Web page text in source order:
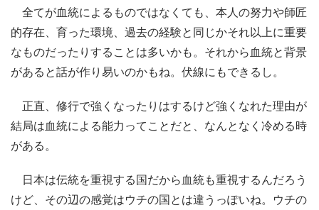
全てが血統によるものではなくても、本人の努力や師匠
的存在、育った環境、過去の経験と同じかそれ以上に重要
なものだったりすることは多いかも。それから血統と背景
があると話が作り易いのかもね。伏線にもできるし。
正直、修行で強くなったりはするけど強くなれた理由が
結局は血統による能力ってことだと、なんとなく冷める時
がある。
日本は伝統を重視する国だから血統も重視するんだろう
けど、その辺の感覚はウチの国とは違うっぽいね。ウチの